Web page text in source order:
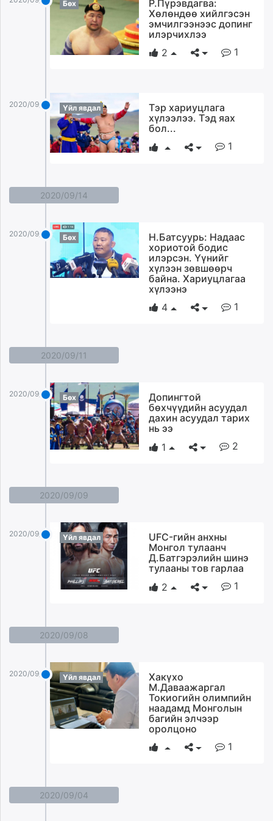
Бөх
Р.Пүрэвдагва:
Хөлөндөө хийлгэсэн
эмчилгээнээс допинг
илэрчихлээ
2
1
2020/09/15 Үйл явдал
Тэр хариуцлага
хүлээлээ. Tэд яах
бол...
1
2020/09/14
2020/09/14 Бөх
Н.Батсуурь: Надаас
хориотой бодис
илэрсэн. Үүнийг
хүлээн зөвшөөрч
байна. Хариуцлагаа
хүлээнэ
4
1
2020/09/11
2020/09/11 Бөх
Допингтой
бөхчүүдийн асуудал
дахин асуудал тарих
нь ээ
1
2
2020/09/09
2020/09/09 Үйл явдал
UFC-гийн анхны
Монгол тулаанч
Д.Батгэрэлийн шинэ
тулааны тов гарлаа
2
1
2020/09/08
2020/09/08 Үйл явдал
Хакүхо
М.Даваажаргал
Токиогийн олимпийн
наадамд Монголын
багийн элчээр
оролцоно
1
2020/09/04